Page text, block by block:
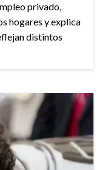
privado,
hogares y explica
distintos